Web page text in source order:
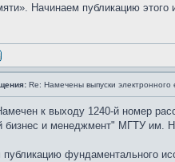
Начинаем публикацию
Re: Намечены выпуски
к выходу 1240-й номер
бизнес и менеджмент" МГТУ им.
публикацию фундаментального